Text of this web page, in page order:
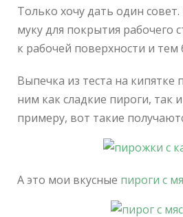
Только хочу дать один
муку для покрытия рабочего
к рабочей поверхности и тем
Выпечка из теста на
ним как сладкие пироги, так
примеру, вот такие
А это мои вкусные пироги с